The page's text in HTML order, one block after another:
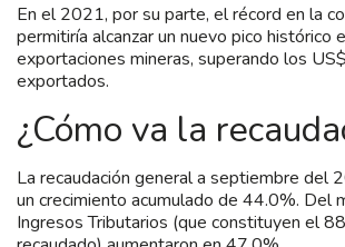
En el 2021, por su parte, el récord en la
permitiría alcanzar un nuevo pico histórico
exportaciones mineras, superando los
exportados.
¿Cómo va la
La recaudación general a septiembre del
un crecimiento acumulado de 44.0%. Del
Ingresos Tributarios (que constituyen el